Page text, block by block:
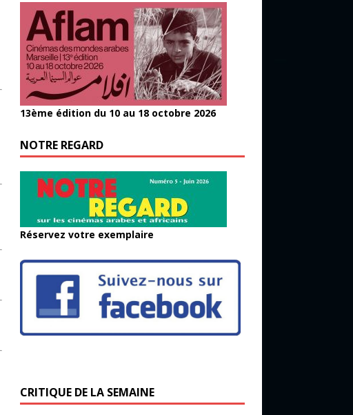
13ème édition du 10 au 18 octobre 2026
NOTRE REGARD
Réservez votre exemplaire
CRITIQUE DE LA SEMAINE